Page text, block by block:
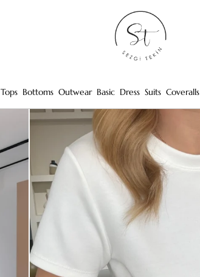
Tops Bottoms Outwear Basic Dress Suits Coveralls